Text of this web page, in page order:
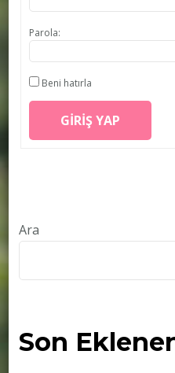
Parola:
Beni hatırla
GIRIŞ YAP
Ara
Son